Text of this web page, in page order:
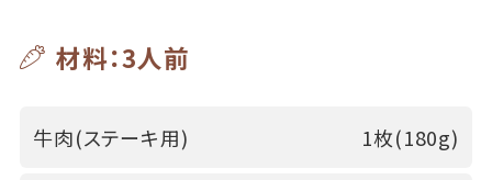
材料：3人前
牛肉(ステーキ用) 1枚(180g)